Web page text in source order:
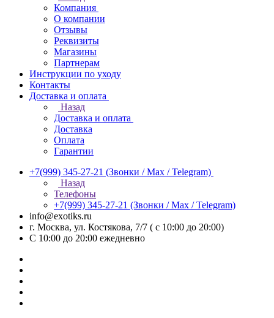
Компания
О компании
Отзывы
Реквизиты
Магазины
Партнерам
Инструкции по уходу
Контакты
Доставка и оплата
Назад
Доставка и оплата
Доставка
Оплата
Гарантии
+7(999) 345-27-21 (Звонки / Max / Telegram)
Назад
Телефоны
+7(999) 345-27-21 (Звонки / Max / Telegram)
info@exotiks.ru
г. Москва, ул. Костякова, 7/7 ( с 10:00 до 20:00)
С 10:00 до 20:00 ежедневно